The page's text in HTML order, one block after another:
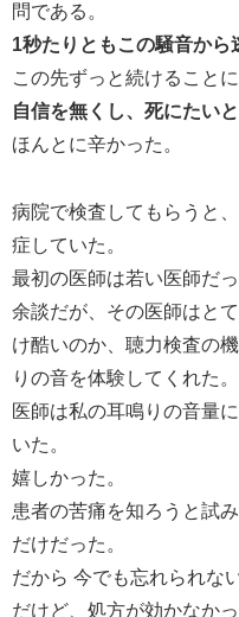
問である。
1秒たりともこの騒音か
この先ずっと続けること
自信を無くし、死にたい
ほんとに辛かった。
病院で検査してもらうと
症していた。
最初の医師は若い医師だっ
余談だが、その医師はと
け酷いのか、聴力検査の
りの音を体験してくれた。
医師は私の耳鳴りの音量
いた。
嬉しかった。
患者の苦痛を知ろうと試
だけだった。
だから 今でも忘れられない
だけど、処方が効かなか